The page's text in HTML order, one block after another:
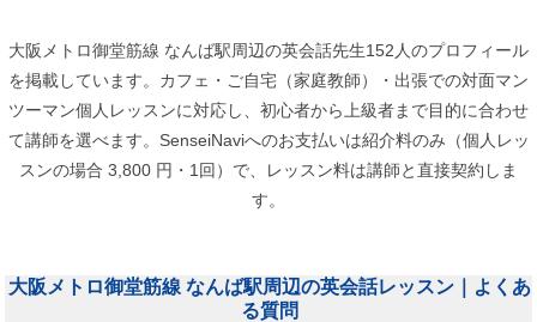
大阪メトロ御堂筋線 なんば駅周辺の英会話先生152人のプロフィール
を掲載しています。カフェ・ご自宅（家庭教師）・出張での対面マン
ツーマン個人レッスンに対応し、初心者から上級者まで目的に合わせ
て講師を選べます。SenseiNaviへのお支払いは紹介料のみ（個人レッ
スンの場合 3,800 円・1回）で、レッスン料は講師と直接契約しま
す。
大阪メトロ御堂筋線 なんば駅周辺の英会話レッスン｜よくあ
る質問